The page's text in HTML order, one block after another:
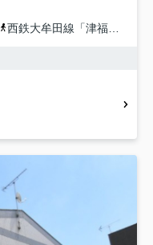
西鉄大牟田線 「津福